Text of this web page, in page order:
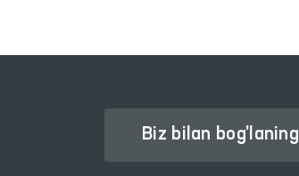
Biz bilan bog'laning